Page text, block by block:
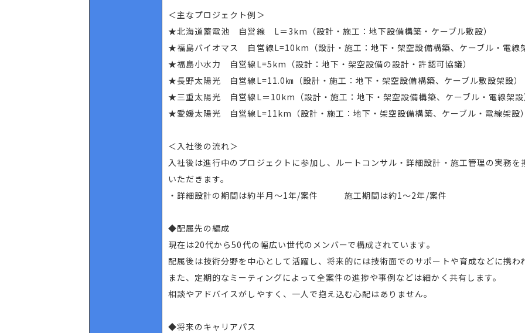
＜主なプロジェクト例＞
★北海道蓄電池 自営線 L＝3km（設計・施工：地下設備構築・ケーブル敷設）
★福島バイオマス 自営線L=10km（設計・施工：地下・架空設備構築、ケーブル・電線
★福島小水力 自営線L=5km（設計：地下・架空設備の設計・許認可協議）
★長野太陽光 自営線L=11.0㎞（設計・施工：地下・架空設備構築、ケーブル敷設架設）
★三重太陽光 自営線L＝10km（設計・施工：地下・架空設備構築、ケーブル・電線架
★愛媛太陽光 自営線L=11km（設計・施工：地下・架空設備構築、ケーブル・電線架設
＜入社後の流れ＞
入社後は進行中のプロジェクトに参加し、ルートコンサル・詳細設計・施工管理の実務を
いただきます。
・詳細設計の期間は約半月～1年/案件 施工期間は約1～2年/案件
◆配属先の編成
現在は20代から50代の幅広い世代のメンバーで構成されています。
配属後は技術分野を中心として活躍し、将来的には技術面でのサポートや育成などに携わ
また、定期的なミーティングによって全案件の進捗や事例などは細かく共有します。
相談やアドバイスがしやすく、一人で抱え込む心配はありません。
◆将来のキャリアパス